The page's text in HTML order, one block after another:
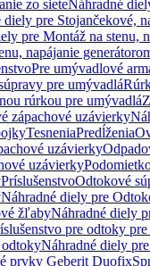
zo sieteNáhradné
diely pre Stojančekové,
pre Montáž na stenu,
napájanie
Pre umývadlové
pre umývadlá
rúrkou pre umývadlá
zápachové uzávierky
TesneniaPredĺženia
uzávierky
uzávierky
PríslušenstvoOdtokové
Náhradné diely pre
žľabyNáhradné diely
pre odtoky
odtokyNáhradné diely
prvky Geberit Duofix